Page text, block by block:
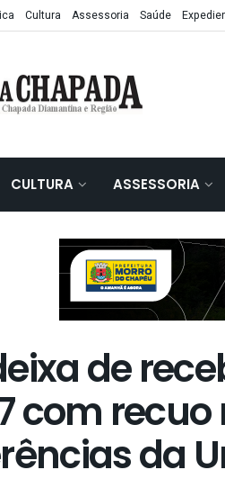
Cultura Assessoria Saúde
CULTURA ASSESSORIA
de
com recuo
da